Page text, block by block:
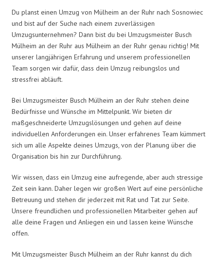
Du planst einen Umzug von Mülheim an der Ruhr nach Sosnowiec
und bist auf der Suche nach einem zuverlässigen
Umzugsunternehmen? Dann bist du bei Umzugsmeister Busch
Mülheim an der Ruhr aus Mülheim an der Ruhr genau richtig! Mit
unserer langjährigen Erfahrung und unserem professionellen
Team sorgen wir dafür, dass dein Umzug reibungslos und
stressfrei abläuft.
Bei Umzugsmeister Busch Mülheim an der Ruhr stehen deine
Bedürfnisse und Wünsche im Mittelpunkt. Wir bieten dir
maßgeschneiderte Umzugslösungen und gehen auf deine
individuellen Anforderungen ein. Unser erfahrenes Team kümmert
sich um alle Aspekte deines Umzugs, von der Planung über die
Organisation bis hin zur Durchführung.
Wir wissen, dass ein Umzug eine aufregende, aber auch stressige
Zeit sein kann. Daher legen wir großen Wert auf eine persönliche
Betreuung und stehen dir jederzeit mit Rat und Tat zur Seite.
Unsere freundlichen und professionellen Mitarbeiter gehen auf
alle deine Fragen und Anliegen ein und lassen keine Wünsche
offen.
Mit Umzugsmeister Busch Mülheim an der Ruhr kannst du dich